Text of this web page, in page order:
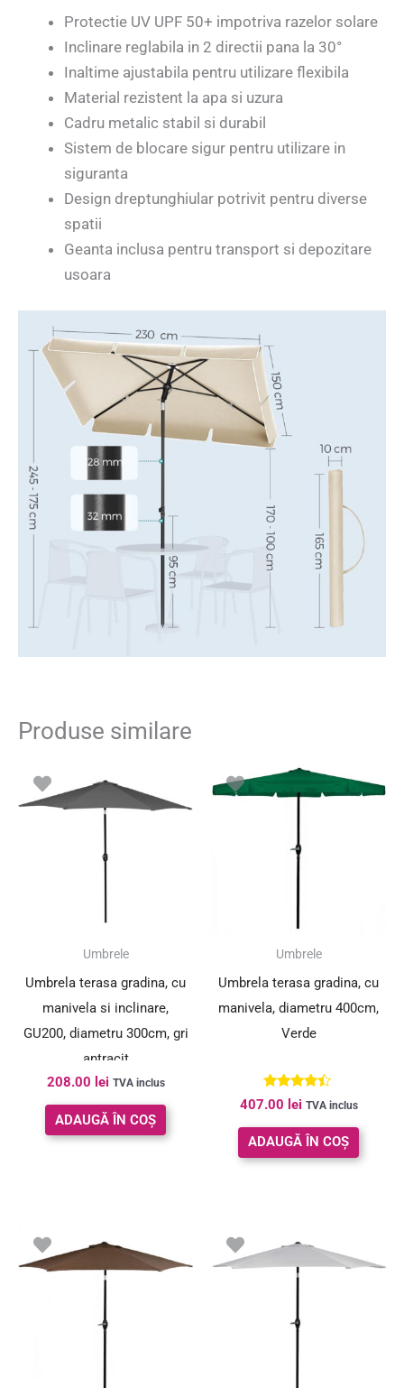
Protectie UV UPF 50+ impotriva razelor solare
Inclinare reglabila in 2 directii pana la 30°
Inaltime ajustabila pentru utilizare flexibila
Material rezistent la apa si uzura
Cadru metalic stabil si durabil
Sistem de blocare sigur pentru utilizare in
siguranta
Design dreptunghiular potrivit pentru diverse
spatii
Geanta inclusa pentru transport si depozitare
usoara
Produse similare
Umbrele
Umbrela terasa gradina, cu
manivela si inclinare,
GU200, diametru 300cm, gri
antracit
208.00 lei TVA inclus
ADAUGĂ ÎN COȘ
Umbrele
Umbrela terasa gradina, cu
manivela, diametru 400cm,
Verde
Evaluat la
4.29
din 5
407.00 lei TVA inclus
ADAUGĂ ÎN COȘ